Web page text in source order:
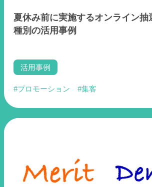
夏休み前に実施するオンライン
種別の活用事例
活用事例
#プロモーション #集客